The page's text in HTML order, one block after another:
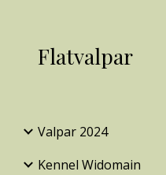
Flatvalpar
Valpar 2024
Kennel Widomain